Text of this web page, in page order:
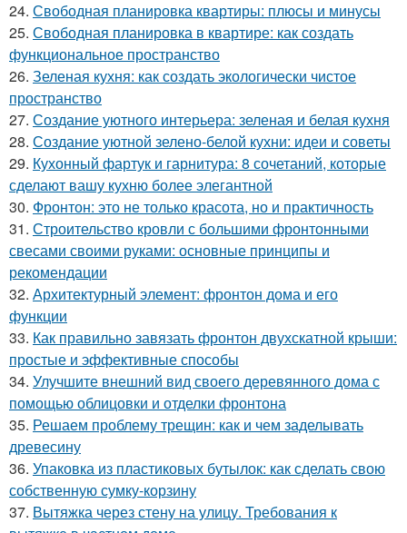
24. Свободная планировка квартиры: плюсы и минусы
25. Свободная планировка в квартире: как создать
функциональное пространство
26. Зеленая кухня: как создать экологически чистое
пространство
27. Создание уютного интерьера: зеленая и белая кухня
28. Создание уютной зелено-белой кухни: идеи и советы
29. Кухонный фартук и гарнитура: 8 сочетаний, которые
сделают вашу кухню более элегантной
30. Фронтон: это не только красота, но и практичность
31. Строительство кровли с большими фронтонными
свесами своими руками: основные принципы и
рекомендации
32. Архитектурный элемент: фронтон дома и его
функции
33. Как правильно завязать фронтон двухскатной крыши:
простые и эффективные способы
34. Улучшите внешний вид своего деревянного дома с
помощью облицовки и отделки фронтона
35. Решаем проблему трещин: как и чем заделывать
древесину
36. Упаковка из пластиковых бутылок: как сделать свою
собственную сумку-корзину
37. Вытяжка через стену на улицу. Требования к